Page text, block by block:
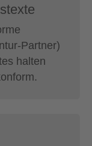
Partner)
halten